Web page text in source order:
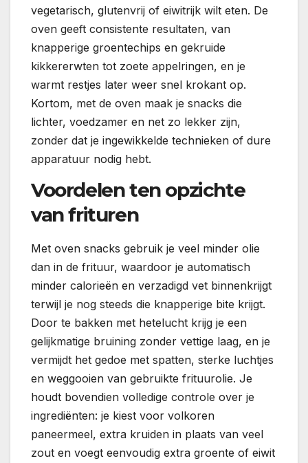
vegetarisch, glutenvrij of eiwitrijk wilt eten. De
oven geeft consistente resultaten, van
knapperige groentechips en gekruide
kikkererwten tot zoete appelringen, en je
warmt restjes later weer snel krokant op.
Kortom, met de oven maak je snacks die
lichter, voedzamer en net zo lekker zijn,
zonder dat je ingewikkelde technieken of dure
apparatuur nodig hebt.
Voordelen ten opzichte
van frituren
Met oven snacks gebruik je veel minder olie
dan in de frituur, waardoor je automatisch
minder calorieën en verzadigd vet binnenkrijgt
terwijl je nog steeds die knapperige bite krijgt.
Door te bakken met hetelucht krijg je een
gelijkmatige bruining zonder vettige laag, en je
vermijdt het gedoe met spatten, sterke luchtjes
en weggooien van gebruikte frituurolie. Je
houdt bovendien volledige controle over je
ingrediënten: je kiest voor volkoren
paneermeel, extra kruiden in plaats van veel
zout en voegt eenvoudig extra groente of eiwit